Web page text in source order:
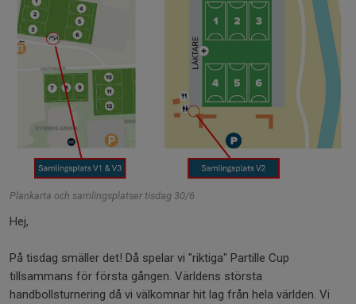
Plankarta och samlingsplatser tisdag 30/6
Hej,
På tisdag smäller det! Då spelar vi "riktiga" Partille Cup
tillsammans för första gången. Världens största
handbollsturnering då vi välkomnar hit lag från hela världen. Vi